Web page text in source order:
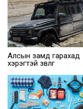
Алсын замд гарахад
хэрэгтэй зөвлөгөө